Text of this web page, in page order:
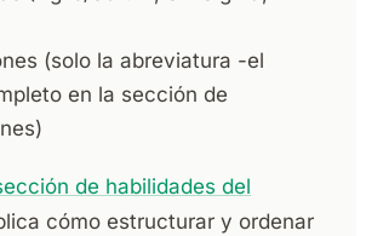
(solo la abreviatura -el
en la sección de
de habilidades del
cómo estructurar y ordenar